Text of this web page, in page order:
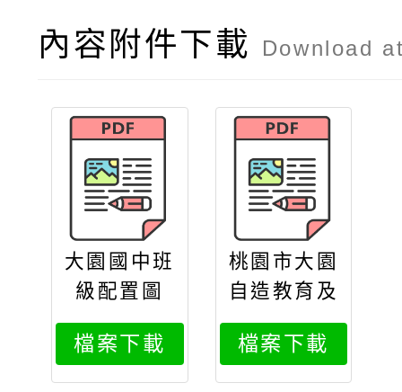
內容附件下載 Download
大園國中班
級配置圖
檔案下載
桃園市大園
自造教育及
科技中心11
4年9月份教
師增能研習
檔案下載